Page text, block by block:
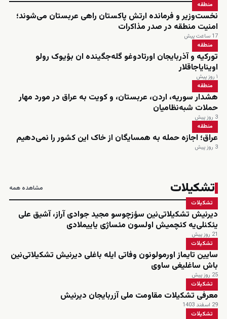
منطقه
نخست‌وزیر و فرمانده ارتش پاکستان راهی عربستان می‌شوند؛
امنیت منطقه در صدر مذاکرات
17 ساعت پیش
منطقه
تورکیه و آذربایجان اورتادوغو گله‌جگینده ان بؤیوک رولو
اوینایاجاقلار
۱ روز پیش
منطقه
هشدار سوریه، اردن، عربستان، و کویت به عراق در مورد مهار
حملات شبه‌نظامیان
3 روز پیش
منطقه
عراق؛ اجازه حمله به همسایگان از خاک این کشور را نمی‌دهیم
3 روز پیش
تشکیلات مشاهده همه
تشکیلات
دیرنیش تشکیلاتی‌نین سؤزچوسو مجید جوادی آراز، آشیق علی
یئکنلی‌یه کئچمیش اولسون مئساژی یاییملادی
21 روز پیش
تشکیلات
سایین تایماز اورمولونون وفاتی ایله باغلی دیرنیش تشکیلاتی‌نین
باش ساغلیغی ساوی
25 روز پیش
تشکیلات
معرفی تشکیلات مقاومت ملی آزربایجان دیرنیش
29 اسفند 1403
تشکیلات